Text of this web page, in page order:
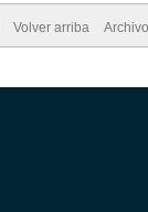
Volver arriba